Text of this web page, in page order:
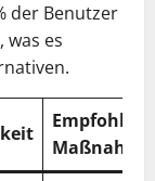
der Benutzer
es
Empfohlene
Maßnahme